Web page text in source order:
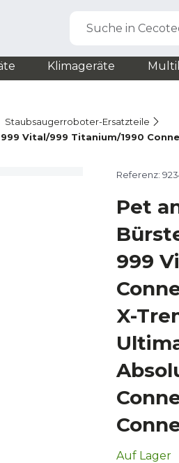
Suche in
Klimageräte
Staubsaugerroboter-Ersatzteile
Vital/999 Titanium/1990
Referenz:
Pet
999
X-
Auf Lager